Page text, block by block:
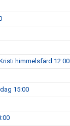
himmelsfärd 12:00
15:00